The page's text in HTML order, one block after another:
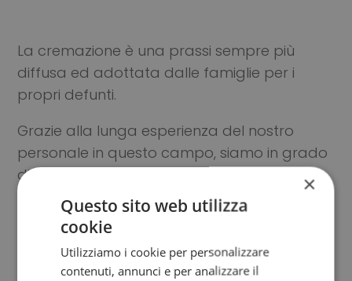
La cremazione è una prassi sempre più
diffusa ed adottata dalle famiglie per i
propri defunti.
Grazie alla lunga esperienza del nostro
personale in questo campo, siamo in grado
di togliere qualsiasi dubbio a riguardo, al
fine di poter scegliere più serenamente la
destinazione del proprio caro.
Il Comune di Spinea dispone di un impianto
di cremazione che accoglie le salme dei
×
Questo sito web utilizza
cookie
Utilizziamo i cookie per personalizzare
contenuti, annunci e per analizzare il